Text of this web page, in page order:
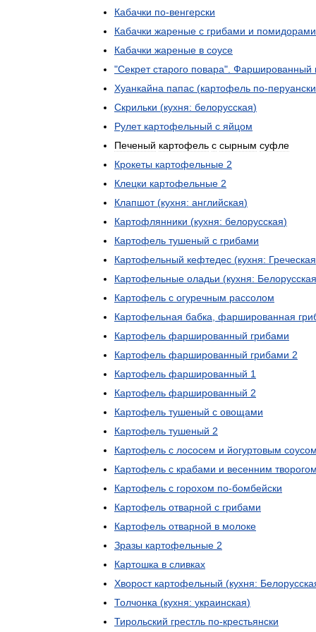
Кабачки по-венгерски
Кабачки жареные с грибами и помидорами
Кабачки жареные в соусе
"Секрет старого повара". Фаршированный
Хуанкайна папас (картофель по-перуански
Скрильки (кухня: белорусская)
Рулет картофельный с яйцом
Печеный картофель с сырным суфле
Крокеты картофельные 2
Клецки картофельные 2
Клапшот(кухня: английская)
Картофлянники (кухня: белорусская)
Картофель тушеный с грибами
Картофельный кефтедес (кухня: Греческая
Картофельные оладьи (кухня: Белорусская
Картофель с огуречным рассолом
Картофельная бабка фаршированная
Картофель фаршированный грибами
Картофель фаршированный грибами 2
Картофель фаршированный 1
Картофель фаршированный 2
Картофель тушеный с овощами
Картофель тушеный 2
Картофель с лососем и йогуртовым соусом
Картофель с крабами и весенним творогом
Картофель с горохом по-бомбейски
Картофель отварной с грибами
Картофель отварной в молоке
Зразы картофельные 2
Картошка в сливках
Хворост картофельный (кухня:
Толчонка (кухня: украинская)
Тирольский грестль по-крестьянски